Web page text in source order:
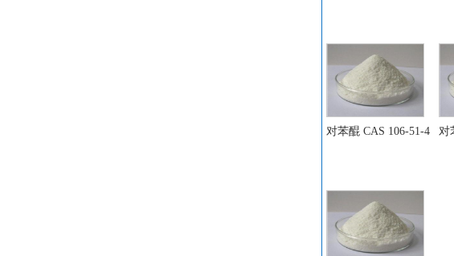
苯蚁酸
二氯乙烷
二烯丙基胺
碘化钾
金属钾
间甲基苯甲醚
1-甲基-吡咯烷酮
水滑石
对苯醌 CAS 106-51-4 对